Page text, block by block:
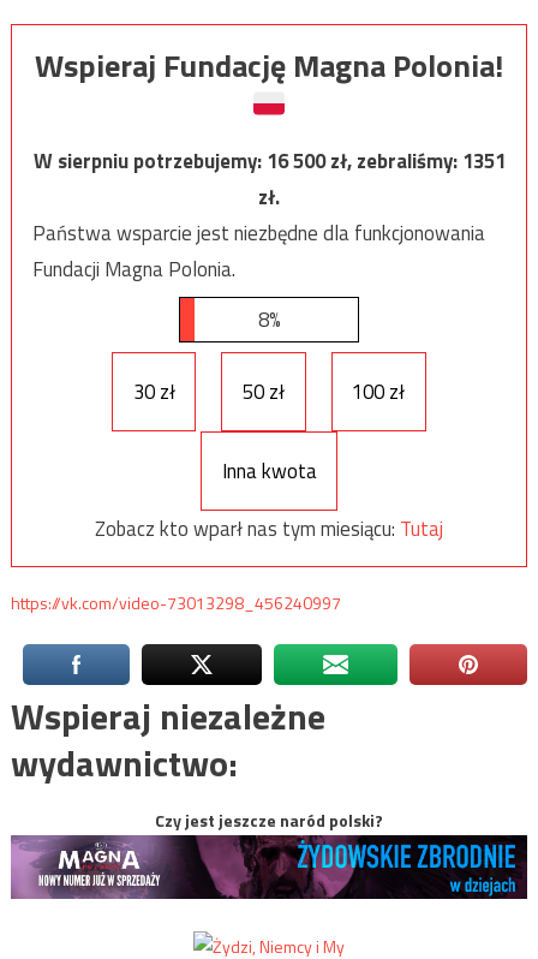
Wspieraj Fundację Magna Polonia!
W sierpniu potrzebujemy:16 500zł, zebraliśmy:1351
zł.
Państwa wsparcie jest niezbędne dla funkcjonowania
Fundacji Magna Polonia.
8%
30 zł 50 zł 100 zł
Inna kwota
Zobacz kto wparł nas tym miesiącu: Tutaj
https://vk.com/video-73013298_456240997
Wspieraj niezależne
wydawnictwo:
Czy jest jeszcze naród polski?